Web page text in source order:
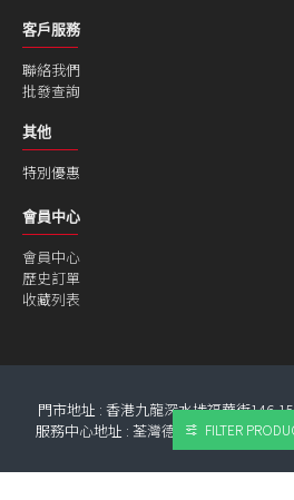
客戶服務
聯絡我們
批發查詢
其他
特別優惠
會員中心
會員中心
歷史訂單
收藏列表
門市地址 : 香港九龍深水埗福華街146-
服務中心地址 : 荃灣德士古道266-270號
FILTER